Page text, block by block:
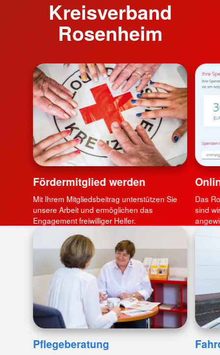
Kreisverband
Rosenheim
Fördermitglied werden
Mit Ihrem Mitgliedsbeitrag unterstützen Sie
unsere Arbeit und ermöglichen das
Engagement freiwilliger Helfer.
Das
sind
Pflegeberatung